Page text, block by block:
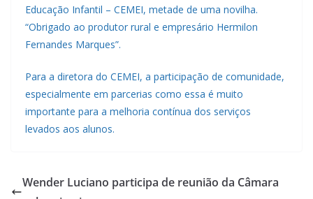
Educação Infantil – CEMEI, metade de uma novilha.
“Obrigado ao produtor rural e empresário Hermilon
Fernandes Marques”.
Para a diretora do CEMEI, a participação de comunidade,
especialmente em parcerias como essa é muito
importante para a melhoria contínua dos serviços
levados aos alunos.
Wender Luciano participa de reunião da Câmara